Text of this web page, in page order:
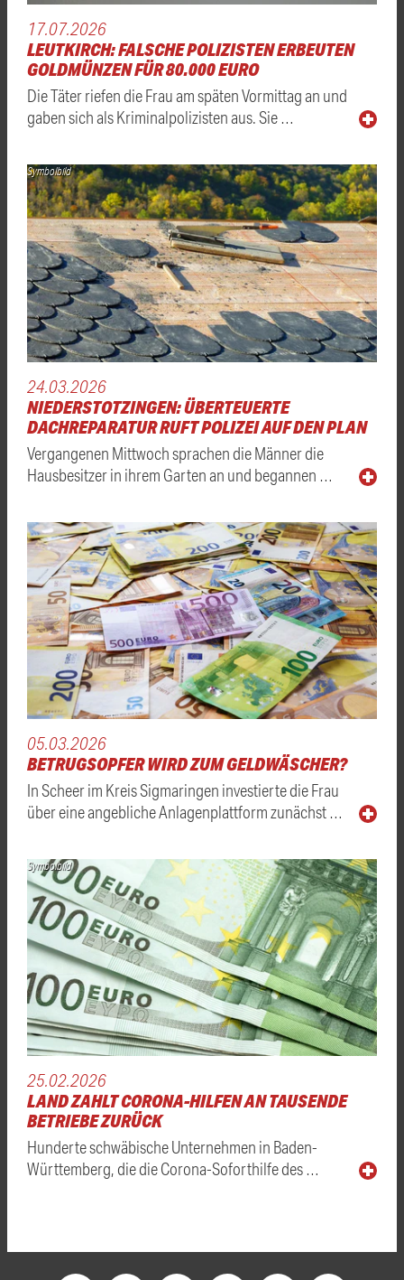
17.07.2026
LEUTKIRCH: FALSCHE POLIZISTEN ERBEUTEN
GOLDMÜNZEN FÜR 80.000 EURO
Die Täter riefen die Frau am späten Vormittag an und
gaben sich als Kriminalpolizisten aus. Sie …
Symbolbild
24.03.2026
NIEDERSTOTZINGEN: ÜBERTEUERTE
DACHREPARATUR RUFT POLIZEI AUF DEN PLAN
Vergangenen Mittwoch sprachen die Männer die
Hausbesitzer in ihrem Garten an und begannen …
05.03.2026
BETRUGSOPFER WIRD ZUM GELDWÄSCHER?
In Scheer im Kreis Sigmaringen investierte die Frau
über eine angebliche Anlagenplattform zunächst …
Symbolbild
25.02.2026
LAND ZAHLT CORONA-HILFEN AN TAUSENDE
BETRIEBE ZURÜCK
Hunderte schwäbische Unternehmen in Baden-
Württemberg, die die Corona-Soforthilfe des …